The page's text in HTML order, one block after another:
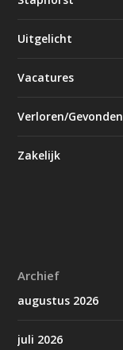
Uitgelicht
Vacatures
Verloren/Gevonden
Zakelijk
Archief
augustus 2026
juli 2026